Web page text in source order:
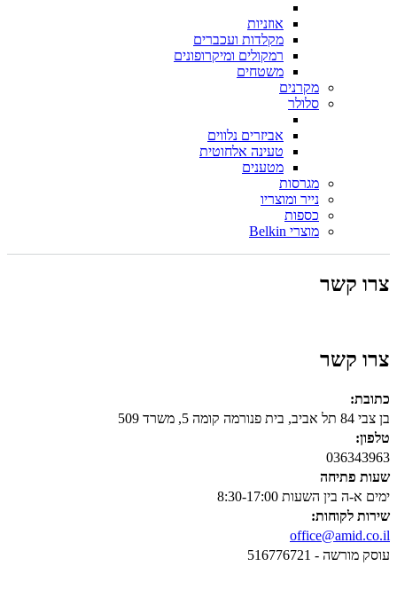
אוזניות
מקלדות ועכברים
רמקולים ומיקרופונים
משטחים
מקרנים
סלולר
אביזרים נלווים
טעינה אלחוטית
מטענים
מגרסות
נייר ומוצריו
כספות
מוצרי Belkin
צרו קשר
צרו קשר
כתובת:
בן צבי 84 תל אביב, בית פנורמה קומה 5, משרד 509
טלפון:
036343963
שעות פתיחה
ימים א-ה בין השעות 8:30-17:00
שירות לקוחות:
office@amid.co.il
עוסק מורשה - 516776721